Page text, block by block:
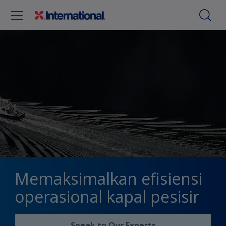
Memaksimalkan efisiensi
operasional kapal pesisir